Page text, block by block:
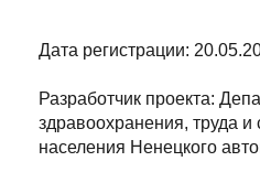
Дата регистрации:
Разработчик проекта:
здравоохранения, труда
населения Ненецкого